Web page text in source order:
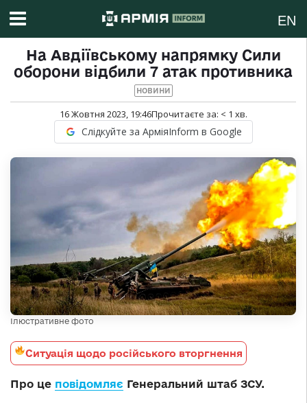
EN
На Авдіївському напрямку Сили
оборони відбили 7 атак противника
НОВИНИ
16 Жовтня 2023, 19:46Прочитаєте за: < 1 хв.
Слідкуйте за АрміяInform в Google
Ілюстративне фото
Ситуація щодо російського вторгнення
Про це повідомляє Генеральний штаб ЗСУ.